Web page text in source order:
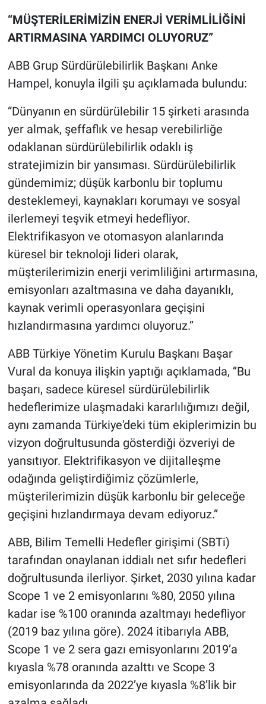
“MÜŞTERİLERİMİZİN ENERJİ VERİMLİLİĞİNİ
ARTIRMASINA YARDIMCI OLUYORUZ”
ABB Grup Sürdürülebilirlik Başkanı Anke
Hampel, konuyla ilgili şu açıklamada bulundu:
“Dünyanın en sürdürülebilir 15 şirketi arasında
yer almak, şeffaflık ve hesap verebilirliğe
odaklanan sürdürülebilirlik odaklı iş
stratejimizin bir yansıması. Sürdürülebilirlik
gündemimiz; düşük karbonlu bir toplumu
desteklemeyi, kaynakları korumayı ve sosyal
ilerlemeyi teşvik etmeyi hedefliyor.
Elektrifikasyon ve otomasyon alanlarında
küresel bir teknoloji lideri olarak,
müşterilerimizin enerji verimliliğini artırmasına,
emisyonları azaltmasına ve daha dayanıklı,
kaynak verimli operasyonlara geçişini
hızlandırmasına yardımcı oluyoruz.”
ABB Türkiye Yönetim Kurulu Başkanı Başar
Vural da konuya ilişkin yaptığı açıklamada, ‘’Bu
başarı, sadece küresel sürdürülebilirlik
hedeflerimize ulaşmadaki kararlılığımızı değil,
aynı zamanda Türkiye'deki tüm ekiplerimizin bu
vizyon doğrultusunda gösterdiği özveriyi de
yansıtıyor. Elektrifikasyon ve dijitalleşme
odağında geliştirdiğimiz çözümlerle,
müşterilerimizin düşük karbonlu bir geleceğe
geçişini hızlandırmaya devam ediyoruz.”
ABB, Bilim Temelli Hedefler girişimi (SBTi)
tarafından onaylanan iddialı net sıfır hedefleri
doğrultusunda ilerliyor. Şirket, 2030 yılına kadar
Scope 1 ve 2 emisyonlarını %80, 2050 yılına
kadar ise %100 oranında azaltmayı hedefliyor
(2019 baz yılına göre). 2024 itibarıyla ABB,
Scope 1 ve 2 sera gazı emisyonlarını 2019’a
kıyasla %78 oranında azalttı ve Scope 3
emisyonlarında da 2022’ye kıyasla %8’lik bir